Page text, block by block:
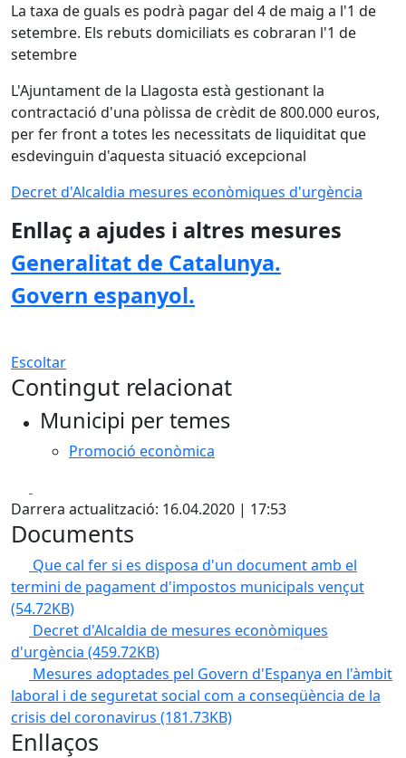
La taxa de guals es podrà pagar del 4 de maig a l'1 de
setembre. Els rebuts domiciliats es cobraran l'1 de
setembre
L'Ajuntament de la Llagosta està gestionant la
contractació d'una pòlissa de crèdit de 800.000 euros,
per fer front a totes les necessitats de liquiditat que
esdevinguin d'aquesta situació excepcional
Decret d'Alcaldia mesures econòmiques d'urgència
Enllaç a ajudes i altres mesures
Generalitat de Catalunya.
Govern espanyol.
Escoltar
Contingut relacionat
Municipi per temes
Promoció econòmica
Darrera actualització: 16.04.2020 | 17:53
Documents
Que cal fer si es disposa d'un document amb el
termini de pagament d'impostos municipals vençut
(54.72KB)
Decret d'Alcaldia de mesures econòmiques
d'urgència (459.72KB)
Mesures adoptades pel Govern d'Espanya en l'àmbit
laboral i de seguretat social com a conseqüència de la
crisis del coronavirus (181.73KB)
Enllaços